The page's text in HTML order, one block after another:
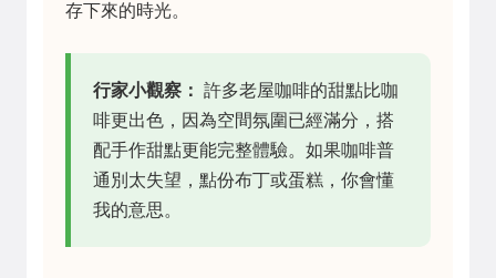
存下來的時光。
行家小觀察： 許多老屋咖啡的甜點比咖
啡更出色，因為空間氛圍已經滿分，搭
配手作甜點更能完整體驗。如果咖啡普
通別太失望，點份布丁或蛋糕，你會懂
我的意思。